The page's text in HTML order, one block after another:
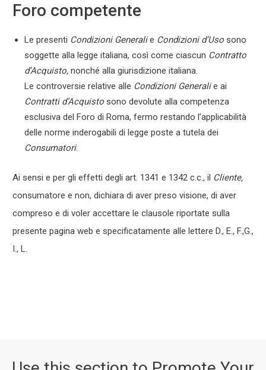
Foro competente
Le presenti Condizioni Generalie Condizioni d’Uso sono
soggette alla legge italiana, così come ciascun Contratto
d’Acquisto, nonché alla giurisdizione italiana.
Le controversie relative alle Condizioni Generalie ai
Contratti d’Acquisto sono devolute alla competenza
esclusiva del Foro di Roma, fermo restando l’applicabilità
delle norme inderogabili di legge poste a tutela dei
Consumatori.
Ai sensi e per gli effetti degli art. 1341 e 1342 c.c., il Cliente,
consumatore e non, dichiara di aver preso visione, di aver
compreso e di voler accettare le clausole riportate sulla
presente pagina web e specificatamente alle lettere D., E., F.,G.,
I., L.